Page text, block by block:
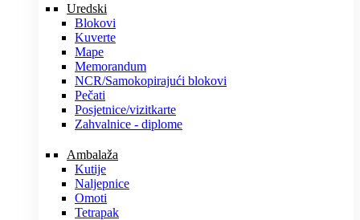
Uredski
Blokovi
Kuverte
Mape
Memorandum
NCR/Samokopirajući blokovi
Pečati
Posjetnice/vizitkarte
Zahvalnice - diplome
Ambalaža
Kutije
Naljepnice
Omoti
Tetrapak